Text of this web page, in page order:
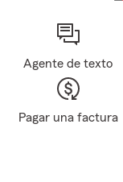
Agente de texto
Pagar una factura